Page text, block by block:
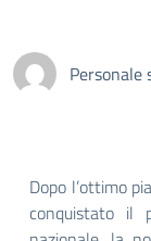
Personale
Dopo l’ottimo
conquistato il